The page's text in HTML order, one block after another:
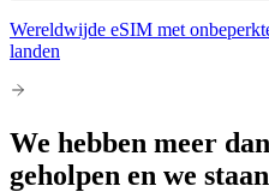
Wereldwijde eSIM met
landen
We hebben meer
geholpen en we